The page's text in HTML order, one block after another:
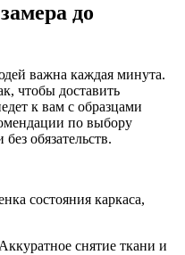
до
важна каждая минута.
чтобы доставить
к вам с образцами
по выбору
обязательств.
состояния каркаса,
Аккуратное снятие ткани и